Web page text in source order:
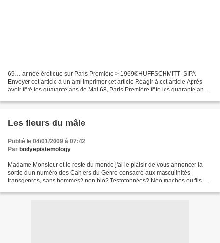
69… année érotique sur Paris Première > 1969©HUFFSCHMITT- SIPA
Envoyer cet article à un ami Imprimer cet article Réagir à cet article Après
avoir fêté les quarante ans de Mai 68, Paris Première fête les quarante ans
Les fleurs du mâle
Publié le 04/01/2009 à 07:42
Par bodyepistemology
Madame Monsieur et le reste du monde j'ai le plaisir de vous annoncer la
sortie d'un numéro des Cahiers du Genre consacré aux masculinités
transgenres, sans hommes? non bio? Testotonnées? Néo machos ou fils du